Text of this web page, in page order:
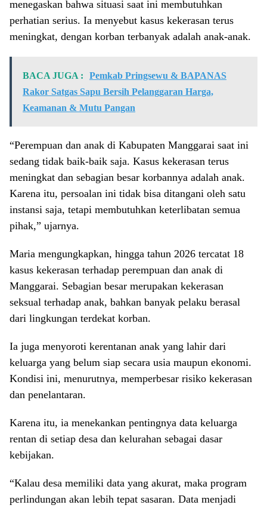
menegaskan bahwa situasi saat ini membutuhkan
perhatian serius. Ia menyebut kasus kekerasan terus
meningkat, dengan korban terbanyak adalah anak-anak.
BACA JUGA :
Pemkab Pringsewu & BAPANAS
Rakor Satgas Sapu Bersih Pelanggaran Harga,
Keamanan & Mutu Pangan
“Perempuan dan anak di Kabupaten Manggarai saat ini
sedang tidak baik-baik saja. Kasus kekerasan terus
meningkat dan sebagian besar korbannya adalah anak.
Karena itu, persoalan ini tidak bisa ditangani oleh satu
instansi saja, tetapi membutuhkan keterlibatan semua
pihak,” ujarnya.
Maria mengungkapkan, hingga tahun 2026 tercatat 18
kasus kekerasan terhadap perempuan dan anak di
Manggarai. Sebagian besar merupakan kekerasan
seksual terhadap anak, bahkan banyak pelaku berasal
dari lingkungan terdekat korban.
Ia juga menyoroti kerentanan anak yang lahir dari
keluarga yang belum siap secara usia maupun ekonomi.
Kondisi ini, menurutnya, memperbesar risiko kekerasan
dan penelantaran.
Karena itu, ia menekankan pentingnya data keluarga
rentan di setiap desa dan kelurahan sebagai dasar
kebijakan.
“Kalau desa memiliki data yang akurat, maka program
perlindungan akan lebih tepat sasaran. Data menjadi